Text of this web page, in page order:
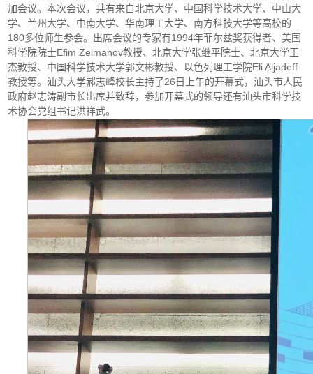
加会议。本次会议，共有来自北京大学、中国科学技术大学、中山大
学、兰州大学、中南大学、华南理工大学、南方科技大学等高校的
180多位师生参会。出席会议的专家有1994年菲尔兹奖获得者、美国
科学院院士Efim Zelmanov教授、北京大学张继平院士、北京大学王
杰教授、中国科学技术大学郭文彬教授、以色列理工学院Eli Aljadeff
教授等。汕头大学郝志峰校长主持了26日上午的开幕式，汕头市人民
政府赵志涛副市长出席并致辞，参加开幕式的领导还有汕头市科学技
术协会党组书记洪祥武。